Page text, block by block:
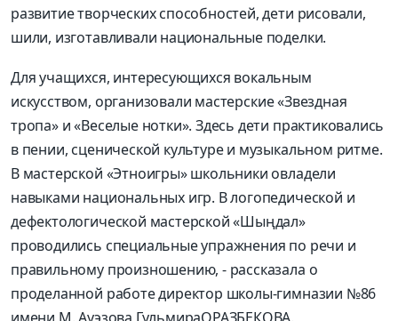
развитие творческих способностей, дети рисовали,
шили, изготавливали национальные поделки.
Для учащихся, интересующихся вокальным
искусством, организовали мастерские «Звездная
тропа» и «Веселые нотки». Здесь дети практиковались
в пении, сценической культуре и музыкальном ритме.
В мастерской «Этноигры» школьники овладели
навыками национальных игр. В логопедической и
дефектологической мастерской «Шыңдал»
проводились специальные упражнения по речи и
правильному произношению, - рассказала о
проделанной работе директор школы-гимназии №86